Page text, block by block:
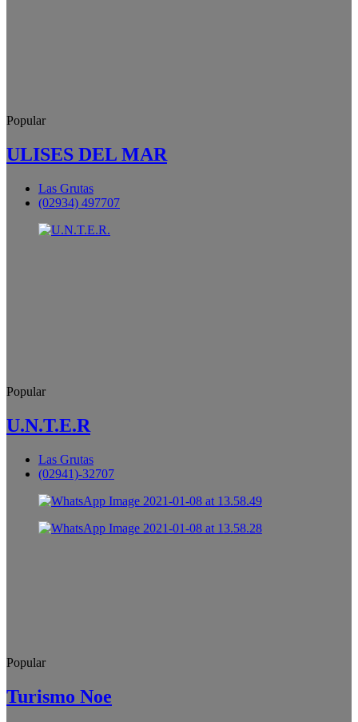
Popular
ULISES DEL MAR
Las Grutas
(02934) 497707
Popular
U.N.T.E.R
Las Grutas
(02941)-32707
Popular
Turismo Noe